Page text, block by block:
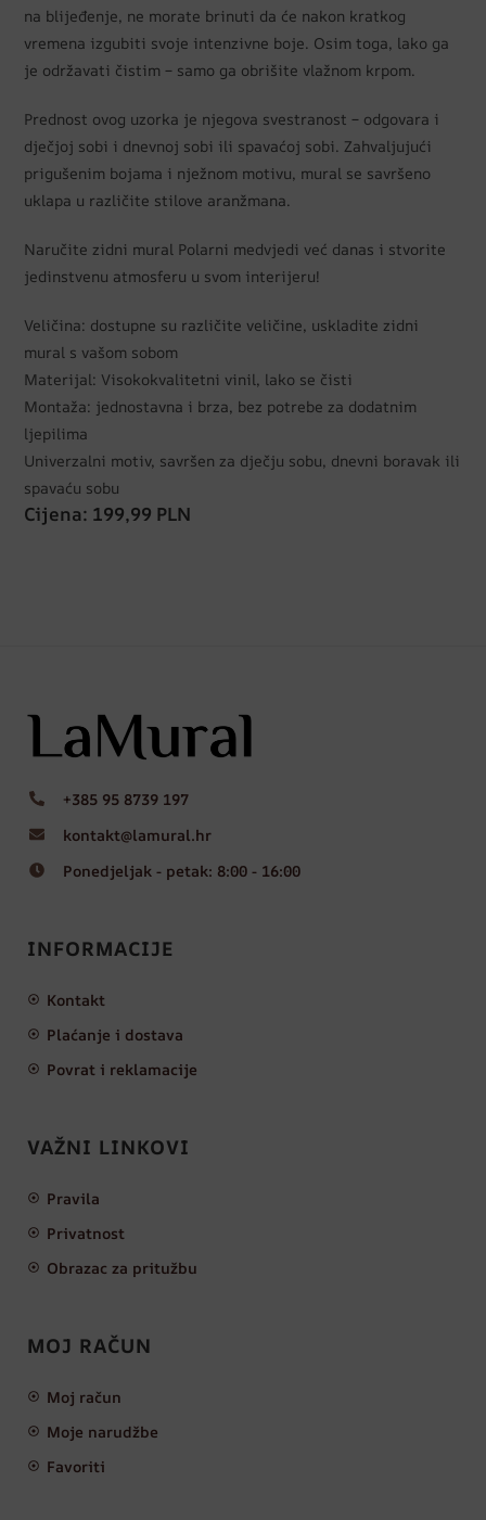
na blijeđenje, ne morate brinuti da će nakon kratkog
vremena izgubiti svoje intenzivne boje. Osim toga, lako ga
je održavati čistim – samo ga obrišite vlažnom krpom.
Prednost ovog uzorka je njegova svestranost – odgovara i
dječjoj sobi i dnevnoj sobi ili spavaćoj sobi. Zahvaljujući
prigušenim bojama i nježnom motivu, mural se savršeno
uklapa u različite stilove aranžmana.
Naručite zidni mural Polarni medvjedi već danas i stvorite
jedinstvenu atmosferu u svom interijeru!
Veličina: dostupne su različite veličine, uskladite zidni
mural s vašom sobom
Materijal: Visokokvalitetni vinil, lako se čisti
Montaža: jednostavna i brza, bez potrebe za dodatnim
ljepilima
Univerzalni motiv, savršen za dječju sobu, dnevni boravak ili
spavaću sobu
Cijena: 199,99 PLN
+385 95 8739 197
kontakt@lamural.hr
Ponedjeljak - petak: 8:00 - 16:00
INFORMACIJE
Kontakt
Plaćanje i dostava
Povrat i reklamacije
VAŽNI LINKOVI
Pravila
Privatnost
Obrazac za pritužbu
MOJ RAČUN
Moj račun
Moje narudžbe
Favoriti